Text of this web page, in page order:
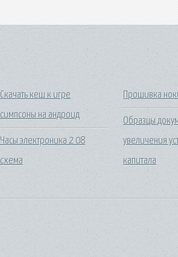
Скачать кеш к игре
симпсоны на андроид
Часы электроника 2 08
схема
Прошивка
Образцы
увеличения
капитала